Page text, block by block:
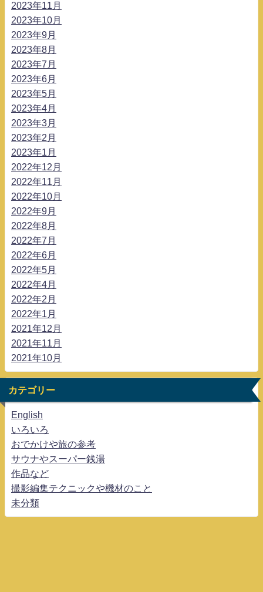
2023年11月
2023年10月
2023年9月
2023年8月
2023年7月
2023年6月
2023年5月
2023年4月
2023年3月
2023年2月
2023年1月
2022年12月
2022年11月
2022年10月
2022年9月
2022年8月
2022年7月
2022年6月
2022年5月
2022年4月
2022年2月
2022年1月
2021年12月
2021年11月
2021年10月
カテゴリー
English
いろいろ
おでかけや旅の参考
サウナやスーパー銭湯
作品など
撮影編集テクニックや機材のこと
未分類